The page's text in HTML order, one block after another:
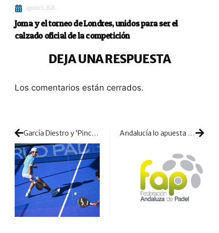
agosto 5, 2026
Joma y el torneo de Londres, unidos para ser el
calzado oficial de la competición
DEJA UNA RESPUESTA
Los comentarios están cerrados.
García Diestro y ‘Pincho’ Fernández siguen sumidos en la excelencia: otra gran victoria y golpe de mano en Cascais Andalucía lo apuesta todo a la victoria con una escuadra ganadora